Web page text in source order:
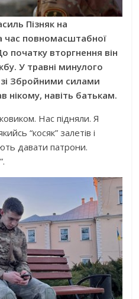
Пізняк на
час повномасштабної
початку вторгнення він
У травні минулого
зі Збройними силами
нікому, навіть батькам.
Нас підняли. Я
“косяк” залетів і
давати патрони.